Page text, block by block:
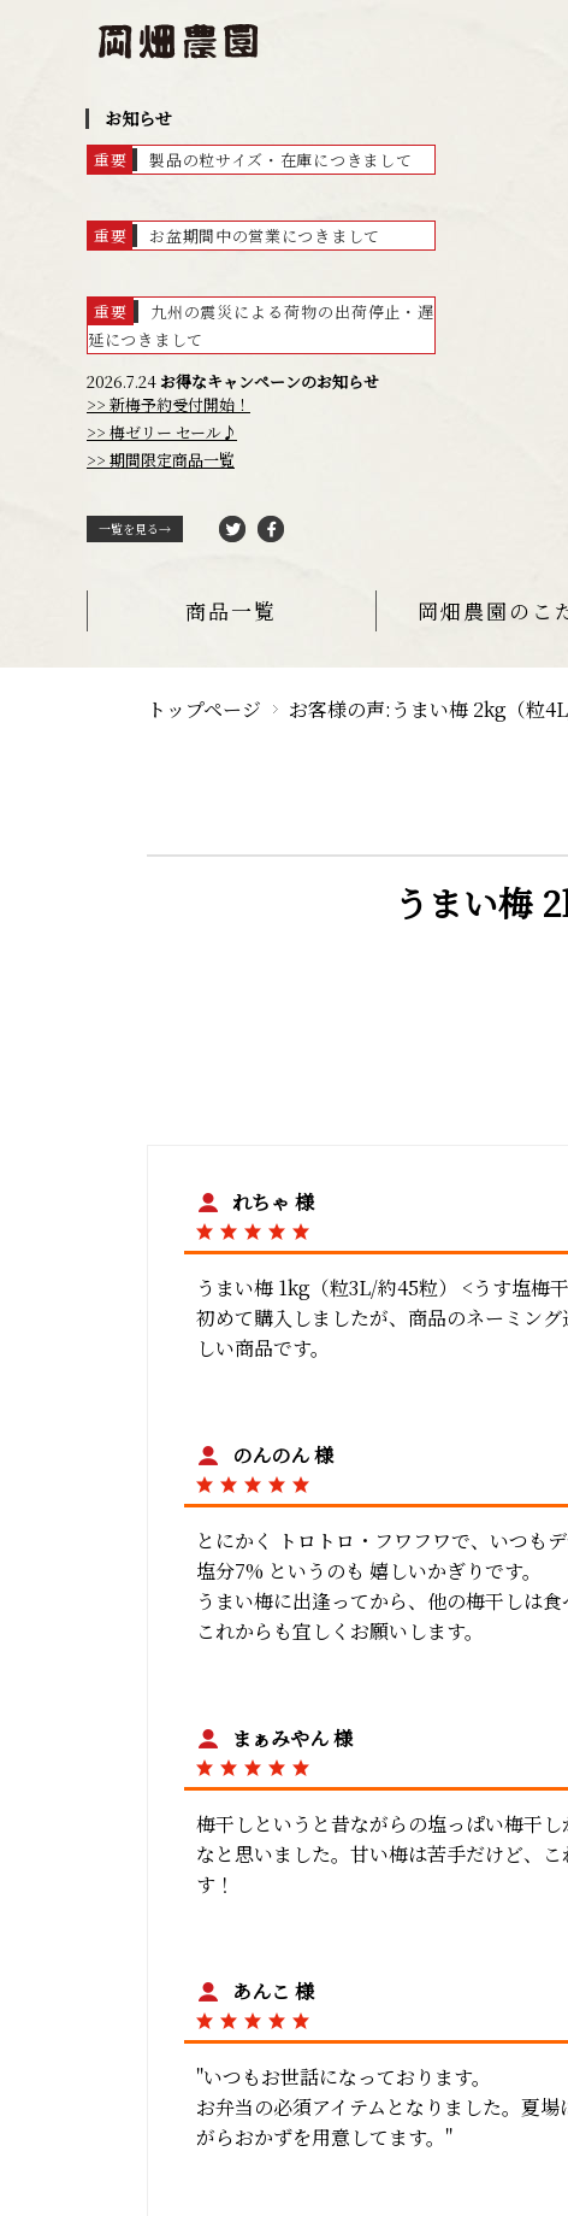
お知らせ
重要 製品の粒サイズ・在庫につきまして
重要 お盆期間中の営業につきまして
重要
九州の震災による荷物の出荷停止・遅
延につきまして
2026.7.24お得なキャンペーンのお知らせ
>> 新梅予約受付開始！
>> 梅ゼリー セール♪
>> 期間限定商品一覧
一覧を見る→
商品一覧 岡畑農園のこ
トップページ お客様の声:うまい梅 2kg（粒
うまい梅
れちゃ 様
うまい梅 1kg（粒3L/約45粒） <うす塩梅
初めて購入しましたが、商品のネーミン
しい商品です。
のんのん 様
とにかく トロトロ・フワフワで、いつも
塩分7% というのも 嬉しいかぎりです。
うまい梅に出逢ってから、他の梅干しは食
これからも宜しくお願いします。
まぁみやん 様
梅干しというと昔ながらの塩っぱい梅干
なと思いました。甘い梅は苦手だけど、
す！
あんこ 様
"いつもお世話になっております。
お弁当の必須アイテムとなりました。夏
がらおかずを用意してます。"